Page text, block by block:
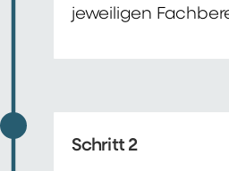
jeweiligen
Schritt 2